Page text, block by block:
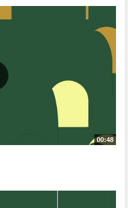
00:48